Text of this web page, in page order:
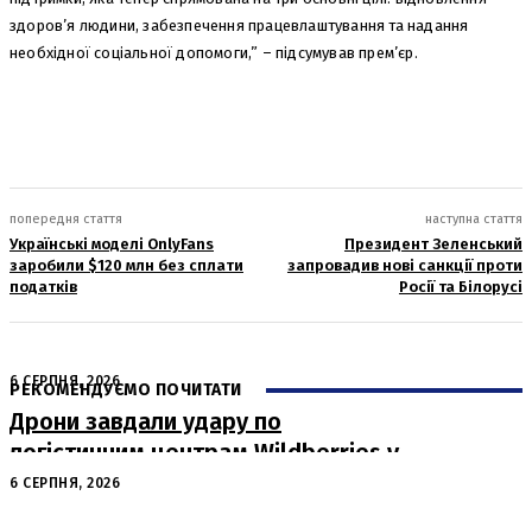
здоров’я людини, забезпечення працевлаштування та надання
необхідної соціальної допомоги,” – підсумував прем’єр.
попередня стаття
Українські моделі OnlyFans
заробили $120 млн без сплати
податків
наступна стаття
Президент Зеленський
запровадив нові санкції проти
Росії та Білорусі
РЕКОМЕНДУЄМО ПОЧИТАТИ
6 СЕРПНЯ, 2026
Дрони завдали удару по
логістичним центрам Wildberries у
Росії
6 СЕРПНЯ, 2026